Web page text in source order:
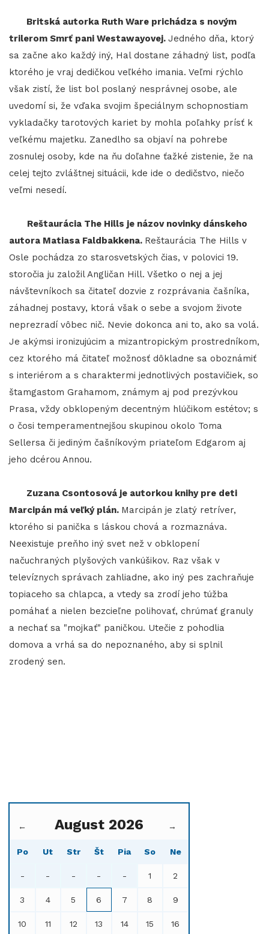
Britská autorka Ruth Ware prichádza s novým
trilerom Smrť pani Westawayovej. Jedného dňa, ktorý
sa začne ako každý iný, Hal dostane záhadný list, podľa
ktorého je vraj dedičkou veľkého imania. Veľmi rýchlo
však zistí, že list bol poslaný nesprávnej osobe, ale
uvedomí si, že vďaka svojim špeciálnym schopnostiam
vykladačky tarotových kariet by mohla poľahky prísť k
veľkému majetku. Zanedlho sa objaví na pohrebe
zosnulej osoby, kde na ňu doľahne ťažké zistenie, že na
celej tejto zvláštnej situácii, kde ide o dedičstvo, niečo
veľmi nesedí.
Reštaurácia The Hills je názov novinky dánskeho
autora Matiasa Faldbakkena. Reštaurácia The Hills v
Osle pochádza zo starosvetských čias, v polovici 19.
storočia ju založil Angličan Hill. Všetko o nej a jej
návštevníkoch sa čitateľ dozvie z rozprávania čašníka,
záhadnej postavy, ktorá však o sebe a svojom živote
neprezradí vôbec nič. Nevie dokonca ani to, ako sa volá.
Je akýmsi ironizujúcim a mizantropickým prostredníkom,
cez ktorého má čitateľ možnosť dôkladne sa oboznámiť
s interiérom a s charaktermi jednotlivých postavičiek, so
štamgastom Grahamom, známym aj pod prezývkou
Prasa, vždy obklopeným decentným hlúčikom estétov; s
o čosi temperamentnejšou skupinou okolo Toma
Sellersa či jediným čašníkovým priateľom Edgarom aj
jeho dcérou Annou.
Zuzana Csontosová je autorkou knihy pre deti
Marcipán má veľký plán. Marcipán je zlatý retríver,
ktorého si panička s láskou chová a rozmaznáva.
Neexistuje preňho iný svet než v obklopení
načuchraných plyšových vankúšikov. Raz však v
televíznych správach zahliadne, ako iný pes zachraňuje
topiaceho sa chlapca, a vtedy sa zrodí jeho túžba
pomáhať a nielen bezcieľne polihovať, chrúmať granuly
a nechať sa "mojkať" paničkou. Utečie z pohodlia
domova a vrhá sa do nepoznaného, aby si splnil
zrodený sen.
← August 2026 →
Po Ut Str Št Pia So Ne
- - - - - 1 2
3 4 5 6 7 8 9
10 11 12 13 14 15 16